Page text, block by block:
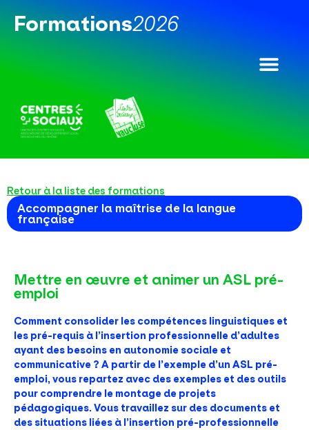
Formations​2026​
Retour à la liste des formations
Accompagner la maîtrise de la langue
française
Mettre en œuvre et animer un ASL pré-
emploi
Comment consolider les compétences linguistiques et
les pré-requis à l’insertion professionnelle d’adultes
ayant des besoins en autonomie sociale et
communicative ? A partir de l’exemple d’un ASL pré-
emploi, vous repartez avec des exemples et des outils
pour comprendre le montage de projets
pédagogiques. Vous travaillez sur des documents et
des situations liées à l’insertion pré-professionnelle